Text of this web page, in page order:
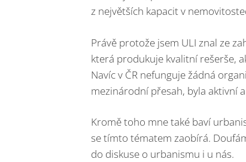
z největších kapacit v
Právě protože jsem ULI znal ze
která produkuje kvalitní rešerše,
Navíc v ČR nefunguje žádná
mezinárodní přesah, byla aktivní
Kromě toho mne také baví
se tímto tématem zaobírá.
do diskuse o urbanismu i u nás.